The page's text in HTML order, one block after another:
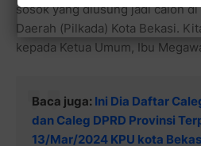
sosok yang diusung jadi calon
Daerah (Pilkada) Kota Bekasi.
kepada Ketua Umum, Ibu
Baca juga: Ini Dia Daftar
dan Caleg DPRD Provinsi
13/Mar/2024 KPU kota